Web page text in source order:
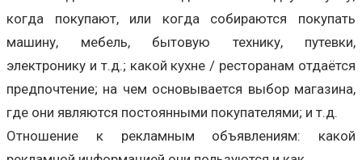
когда покупают, или когда собираются покупать
машину, мебель, бытовую технику, путевки,
электронику и т.д.; какой кухне / ресторанам отдаётся
предпочтение; на чем основывается выбор магазина,
где они являются постоянными покупателями; и т.д.
Отношение к рекламным объявлениям: какой